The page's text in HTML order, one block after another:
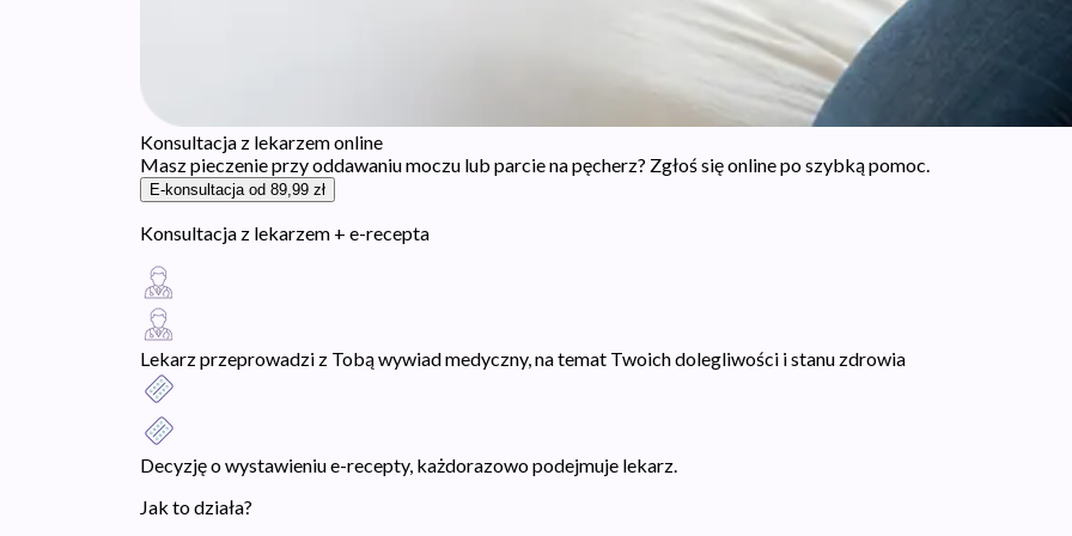
Konsultacja z lekarzem online
Masz pieczenie przy oddawaniu moczu lub parcie na pęcherz? Zgłoś się online po szybką pomoc.
E-konsultacja od 89,99 zł
Konsultacja z lekarzem + e-recepta
Lekarz przeprowadzi z Tobą wywiad medyczny, na temat Twoich dolegliwości i stanu zdrowia
Decyzję o wystawieniu e-recepty, każdorazowo podejmuje lekarz.
Jak to działa?